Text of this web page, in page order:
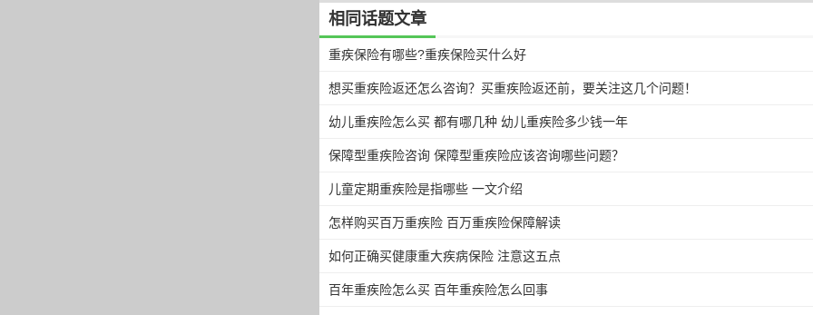
相同话题文章
重疾保险有哪些?重疾保险买什么好
想买重疾险返还怎么咨询？买重疾险返还前，要关注这几个问题！
幼儿重疾险怎么买 都有哪几种 幼儿重疾险多少钱一年
保障型重疾险咨询 保障型重疾险应该咨询哪些问题？
儿童定期重疾险是指哪些 一文介绍
怎样购买百万重疾险 百万重疾险保障解读
如何正确买健康重大疾病保险 注意这五点
百年重疾险怎么买 百年重疾险怎么回事